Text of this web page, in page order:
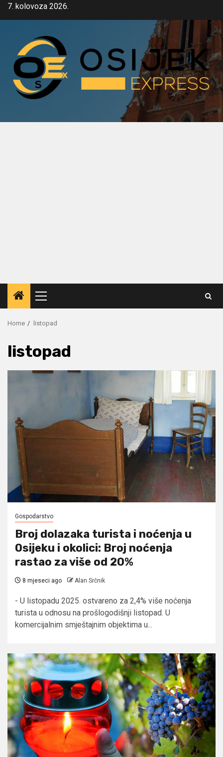
Skip7. kolovoza 2026.
Primary
Menu
Home listopad
listopad
Gospodarstvo
Broj dolazaka turista i noćenja u
Osijeku i okolici: Broj noćenja
rastao za više od 20%
8 mjeseci ago Alan Srčnik
- U listopadu 2025. ostvareno za 2,4% više noćenja
turista u odnosu na prošlogodišnji listopad. U
komercijalnim smještajnim objektima u...